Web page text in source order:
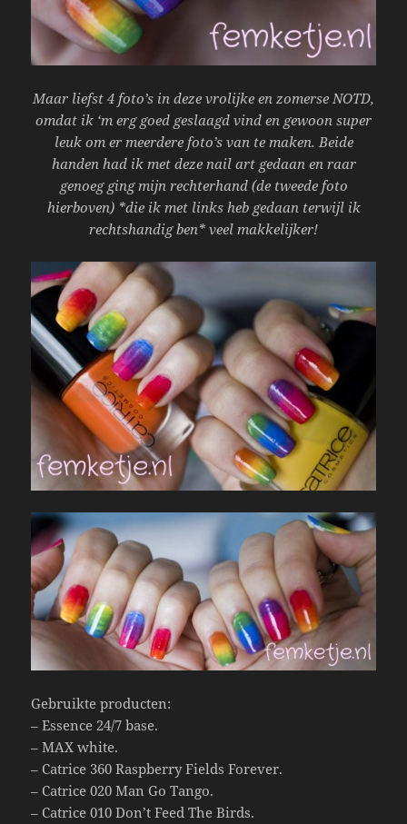
Maar liefst 4 foto’s in deze vrolijke en zomerse NOTD,
omdat ik ‘m erg goed geslaagd vind en gewoon super
leuk om er meerdere foto’s van te maken. Beide
handen had ik met deze nail art gedaan en raar
genoeg ging mijn rechterhand (de tweede foto
hierboven) *die ik met links heb gedaan terwijl ik
rechtshandig ben* veel makkelijker!
Gebruikte producten:
– Essence 24/7 base.
– MAX white.
– Catrice 360 Raspberry Fields Forever.
– Catrice 020 Man Go Tango.
– Catrice 010 Don’t Feed The Birds.